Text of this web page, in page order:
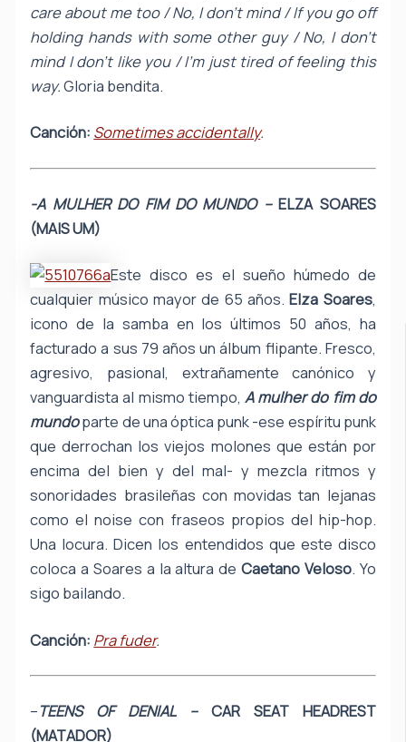
care about me too / No, I don’t mind / If you go off
holding hands with some other guy / No, I don’t
mind I don’t like you / I’m just tired of feeling this
way.Gloria bendita.
Canción: Sometimes accidentally.
-A MULHER DO FIM DO MUNDO –ELZA SOARES
(MAIS UM)
Este disco es el sueño húmedo de
cualquier músico mayor de 65 años.Elza Soares,
icono de la samba en los últimos 50 años, ha
facturado a sus 79 años un álbum flipante. Fresco,
agresivo, pasional, extrañamente canónico y
vanguardista al mismo tiempo, A mulher do fim do
mundoparte de una óptica punk -ese espíritu punk
que derrochan los viejos molones que están por
encima del bien y del mal- y mezcla ritmos y
sonoridades brasileñas con movidas tan lejanas
como el noise con fraseos propios del hip-hop.
Una locura. Dicen los entendidos que este disco
coloca a Soares a la altura de Caetano Veloso. Yo
sigo bailando.
Canción: Pra fuder.
–TEENS OF DENIAL – CAR SEAT HEADREST
(MATADOR)